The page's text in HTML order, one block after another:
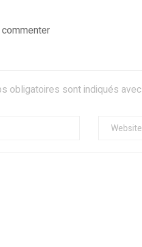
obligatoires sont indiqués avec